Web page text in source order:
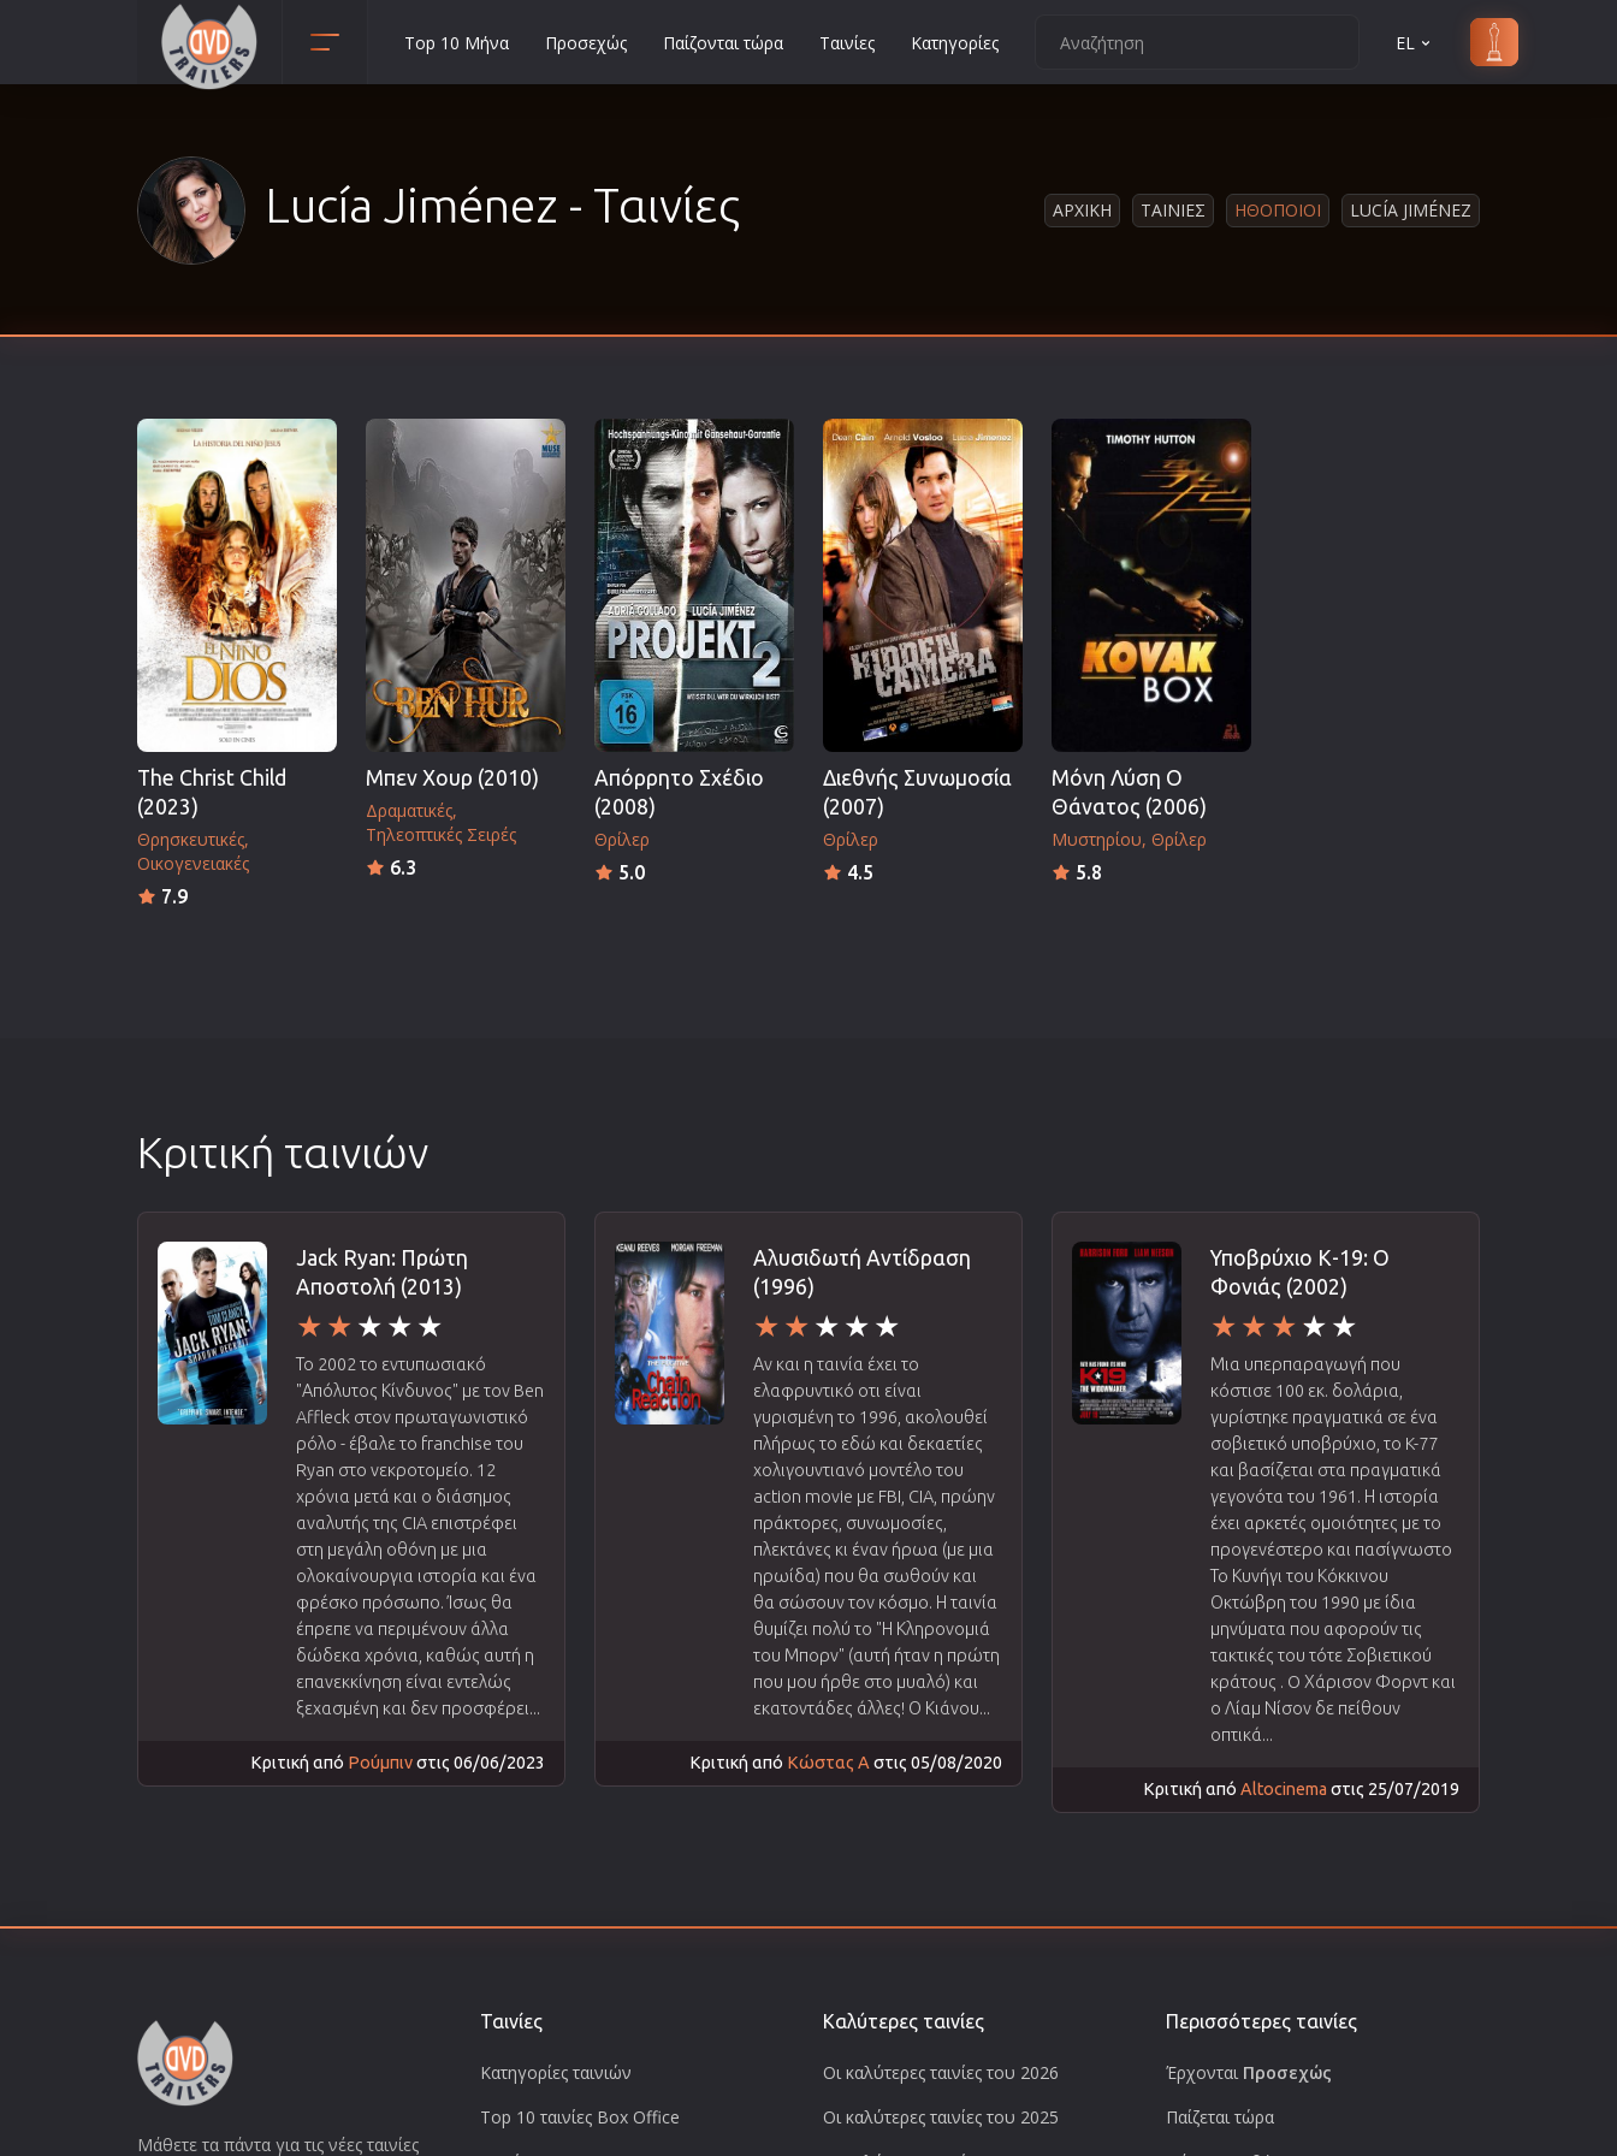
Αισθηματικές
Αισθησιακές
Βιογραφίες
Ελληνικός Κινηματογράφος
Επιστημονικής Φαντασίας
Εποχής
Ερωτικές
Ευρωπαικός Κινηματογράφος
Θρησκευτικές
Θρίλερ
Ιστορικές
Καταστροφής
Μικρού Μήκους
Μιούζικαλ
Νεανικές
Παιδικές
Περιπέτειες
Πολεμικές
Πολεμικές Τέχνες
Πολιτική
Σπορ
Τηλεοπτικές Σειρές
Τρόμου
Φαντασίας
Φιλμ Νουάρ
Χριστουγεννιάτικες
Top 10 Μήνα Προσεχώς Παίζονται τώρα Ταινίες Κατηγορίες EL
Lucía Jiménez - Ταινίες ΑΡΧΙΚΗ ΤΑΙΝΙΕΣ ΗΘΟΠΟΙΟΙ LUCÍA JIMÉNEZ
The Christ Child
(2023)
Θρησκευτικές
Οικογενειακές
7.9
Μπεν Χουρ (2010)
Δραματικές
Τηλεοπτικές Σειρές
6.3
Απόρρητο Σχέδιο
(2008)
Θρίλερ
5.0
Διεθνής Συνωμοσία
(2007)
Θρίλερ
4.5
Μόνη Λύση Ο
Θάνατος (2006)
Μυστηρίου Θρίλερ
5.8
Κριτική ταινιών
Jack Ryan: Πρώτη
Αποστολή (2013)
Το 2002 το εντυπωσιακό
"Απόλυτος Κίνδυνος" με τον Ben
Affleck στον πρωταγωνιστικό
ρόλο - έβαλε το franchise του
Ryan στο νεκροτομείο. 12
χρόνια μετά και ο διάσημος
αναλυτής της CIA επιστρέφει
στη μεγάλη οθόνη με μια
ολοκαίνουργια ιστορία και ένα
φρέσκο ​​πρόσωπο. Ίσως θα
έπρεπε να περιμένουν άλλα
δώδεκα χρόνια, καθώς αυτή η
επανεκκίνηση είναι εντελώς
ξεχασμένη και δεν προσφέρει...
Κριτική από Ρούμπινστις 06/06/2023
Αλυσιδωτή Αντίδραση
(1996)
Αν και η ταινία έχει το
ελαφρυντικό οτι είναι
γυρισμένη το 1996, ακολουθεί
πλήρως το εδώ και δεκαετίες
χολιγουντιανό μοντέλο του
action movie με FBI, CIA, πρώην
πράκτορες, συνωμοσίες,
πλεκτάνες κι έναν ήρωα (με μια
ηρωίδα) που θα σωθούν και
θα σώσουν τον κόσμο. Η ταινία
θυμίζει πολύ το "Η Κληρονομιά
του Μπορν" (αυτή ήταν η πρώτη
που μου ήρθε στο μυαλό) και
εκατοντάδες άλλες! Ο Κιάνου...
Κριτική από Κώστας Α στις 05/08/2020
Υποβρύχιο Κ-19: Ο
Φονιάς (2002)
Μια υπερπαραγωγή που
κόστισε 100 εκ. δολάρια,
γυρίστηκε πραγματικά σε ένα
σοβιετικό υποβρύχιο, το K-77
και βασίζεται στα πραγματικά
γεγονότα του 1961. Η ιστορία
έχει αρκετές ομοιότητες με το
προγενέστερο και πασίγνωστο
Το Κυνήγι του Κόκκινου
Οκτώβρη του 1990 με ίδια
μηνύματα που αφορούν τις
τακτικές του τότε Σοβιετικού
κράτους . O Χάρισον Φορντ και
ο Λίαμ Νίσον δε πείθουν
οπτικά...
Κριτική από Altocinema στις 25/07/2019
Μάθετε τα πάντα για τις νέες ταινίες
Ταινίες
Κατηγορίες ταινιών
Top 10 ταινίες Box Office
Καλύτερες ταινίες
Οι καλύτερες ταινίες του 2026
Οι καλύτερες ταινίες του 2025
Περισσότερες ταινίες
Έρχονται Προσεχώς
Παίζεται τώρα